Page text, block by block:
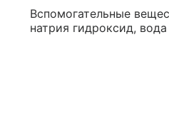
Вспомогательные
натрия гидроксид,